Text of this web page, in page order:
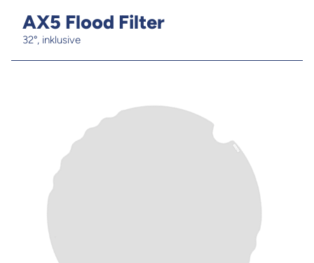
InnLED
Vermieter
Kontakt
Jobs
AX5 Flood Filter
32°, inklusive